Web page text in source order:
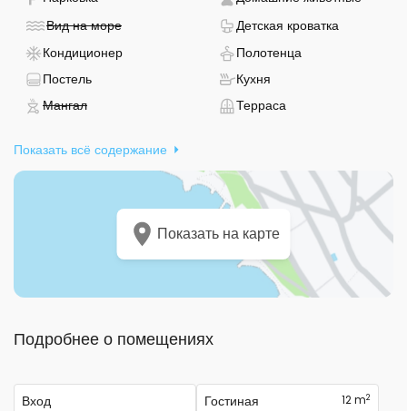
Вид на море- Не доступно Детская кроватка
Кондиционер- Есть кондиционерПолотенца- Полотенца
Постель- Предоставляется постельное белье
Кухня
Мангал- Не доступно Терраса- Терраса
Показать всё содержание
Показать на карте
Подробнее о помещениях
Вход Гостиная 12 m2